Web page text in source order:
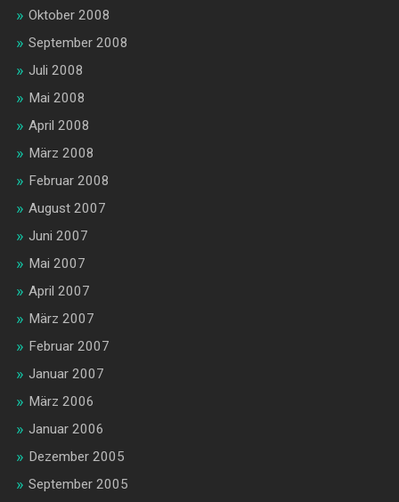
Oktober 2008
September 2008
Juli 2008
Mai 2008
April 2008
März 2008
Februar 2008
August 2007
Juni 2007
Mai 2007
April 2007
März 2007
Februar 2007
Januar 2007
März 2006
Januar 2006
Dezember 2005
September 2005